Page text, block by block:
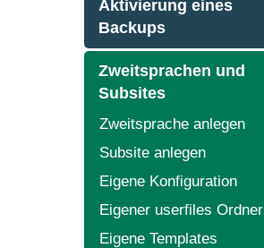
Aktivierung eines
Backups
Zweitsprachen und
Subsites
Zweitsprache anlegen
Subsite anlegen
Eigene Konfiguration
Eigener userfiles Ordner
Eigene Templates